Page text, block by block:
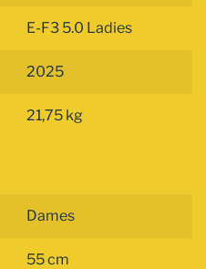
E-F3 5.0 Ladies
2025
21,75 kg
Dames
55 cm